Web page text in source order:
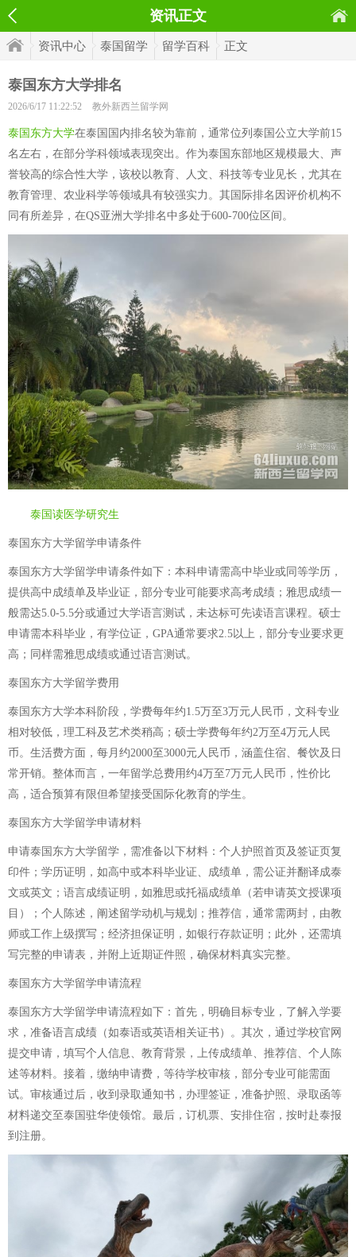
资讯正文
资讯中心 泰国留学 留学百科 正文
泰国东方大学排名
2026/6/17 11:22:52 教外新西兰留学网
泰国东方大学在泰国国内排名较为靠前，通常位列泰国公立大学前15
名左右，在部分学科领域表现突出。作为泰国东部地区规模最大、声
誉较高的综合性大学，该校以教育、人文、科技等专业见长，尤其在
教育管理、农业科学等领域具有较强实力。其国际排名因评价机构不
同有所差异，在QS亚洲大学排名中多处于600-700位区间。
泰国读医学研究生
泰国东方大学留学申请条件
泰国东方大学留学申请条件如下：本科申请需高中毕业或同等学历，
提供高中成绩单及毕业证，部分专业可能要求高考成绩；雅思成绩一
般需达5.0-5.5分或通过大学语言测试，未达标可先读语言课程。硕士
申请需本科毕业，有学位证，GPA通常要求2.5以上，部分专业要求更
高；同样需雅思成绩或通过语言测试。
泰国东方大学留学费用
泰国东方大学本科阶段，学费每年约1.5万至3万元人民币，文科专业
相对较低，理工科及艺术类稍高；硕士学费每年约2万至4万元人民
币。生活费方面，每月约2000至3000元人民币，涵盖住宿、餐饮及日
常开销。整体而言，一年留学总费用约4万至7万元人民币，性价比
高，适合预算有限但希望接受国际化教育的学生。
泰国东方大学留学申请材料
申请泰国东方大学留学，需准备以下材料：个人护照首页及签证页复
印件；学历证明，如高中或本科毕业证、成绩单，需公证并翻译成泰
文或英文；语言成绩证明，如雅思或托福成绩单（若申请英文授课项
目）；个人陈述，阐述留学动机与规划；推荐信，通常需两封，由教
师或工作上级撰写；经济担保证明，如银行存款证明；此外，还需填
写完整的申请表，并附上近期证件照，确保材料真实完整。
泰国东方大学留学申请流程
泰国东方大学留学申请流程如下：首先，明确目标专业，了解入学要
求，准备语言成绩（如泰语或英语相关证书）。其次，通过学校官网
提交申请，填写个人信息、教育背景，上传成绩单、推荐信、个人陈
述等材料。接着，缴纳申请费，等待学校审核，部分专业可能需面
试。审核通过后，收到录取通知书，办理签证，准备护照、录取函等
材料递交至泰国驻华使领馆。最后，订机票、安排住宿，按时赴泰报
到注册。